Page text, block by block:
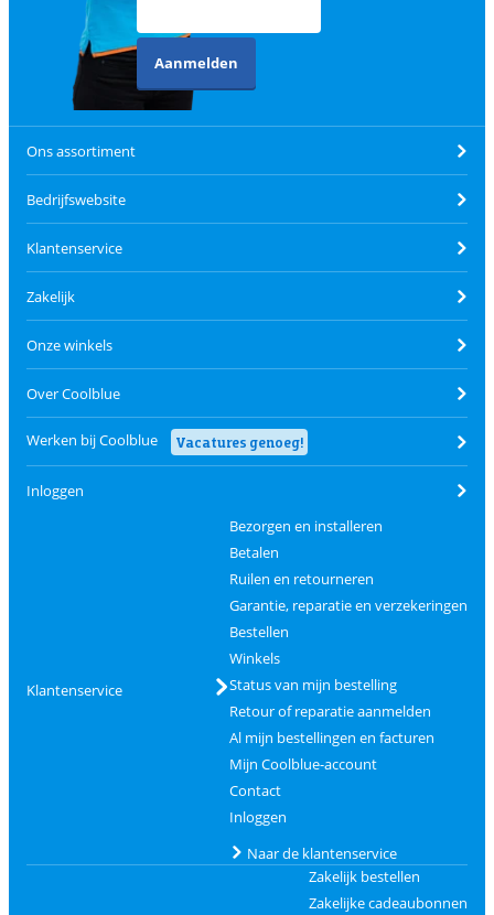
Aanmelden
Ons assortiment
Bedrijfswebsite
Klantenservice
Zakelijk
Onze winkels
Over Coolblue
Werken bij Coolblue Vacatures genoeg!
Inloggen
Klantenservice
Bezorgen en installeren
Betalen
Ruilen en retourneren
Garantie, reparatie en verzekeringen
Bestellen
Winkels
Status van mijn bestelling
Retour of reparatie aanmelden
Al mijn bestellingen en facturen
Mijn Coolblue-account
Contact
Inloggen
Naar de klantenservice
Zakelijk bestellen
Zakelijke cadeaubonnen